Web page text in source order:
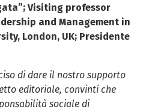
Visiting professor
and Management in
London, UK; Presidente
di dare il nostro supporto
editoriale, convinti che
sociale di